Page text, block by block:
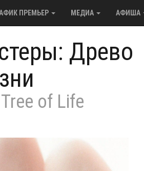
ПРЕМЬЕР МЕДИА АФИША
Древо
of Life